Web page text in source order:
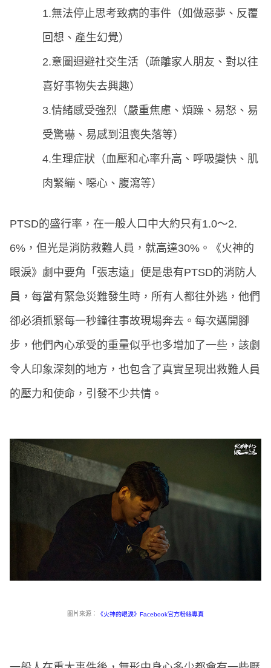
1.無法停止思考致病的事件（如做惡夢、反覆
回想、產生幻覺）
2.意圖迴避社交生活（疏離家人朋友、對以往
喜好事物失去興趣）
3.情緒感受強烈（嚴重焦慮、煩躁、易怒、易
受驚嚇、易感到沮喪失落等）
4.生理症狀（血壓和心率升高、呼吸變快、肌
肉緊繃、噁心、腹瀉等）
PTSD的盛行率，在一般人口中大約只有1.0～2.
6%，但光是消防救難人員，就高達30%。《火神的
眼淚》劇中要角「張志遠」便是患有PTSD的消防人
員，每當有緊急災難發生時，所有人都往外逃，他們
卻必須抓緊每一秒鐘往事故現場奔去。每次邁開腳
步，他們內心承受的重量似乎也多增加了一些，該劇
令人印象深刻的地方，也包含了真實呈現出救難人員
的壓力和使命，引發不少共情。
圖片來源： 《火神的眼淚》Facebook官方粉絲專頁